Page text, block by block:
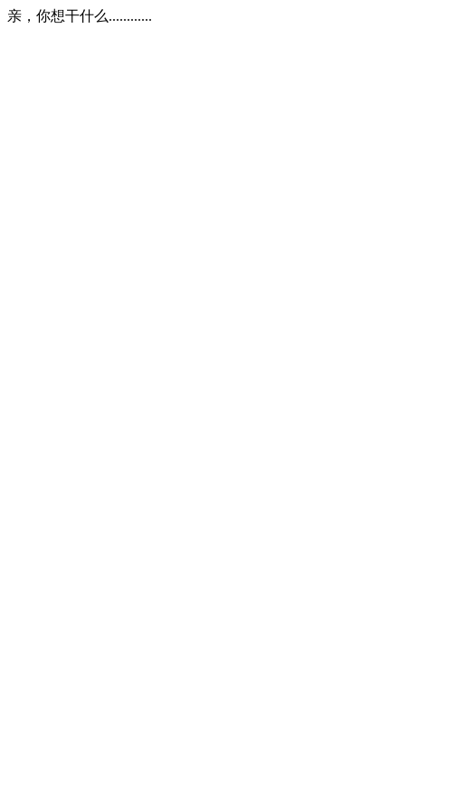
亲，你想干什么............